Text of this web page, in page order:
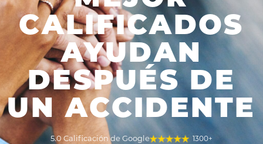
CALIFICADOS
AYUDAN
DESPUÉS DE
UN ACCIDENTE
1300+
5.0 Calificación de Google